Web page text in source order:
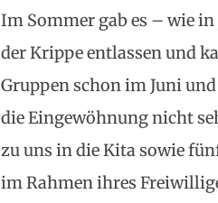
Im Sommer gab es – wie
der Krippe entlassen und
Gruppen schon im Juni
die Eingewöhnung nicht
zu uns in die Kita sowie
im Rahmen ihres